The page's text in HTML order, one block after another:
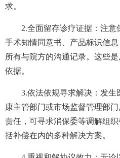
求。
2.全面留存诊疗证据：注意
手术知情同意书、产品标识信
所有与院方的沟通记录。这些
依据。
3.依法依规寻求解决：发生
康主管部门或市场监督管理部
责任，可寻求消保委等调解组
括补偿在内的多种解决方案。